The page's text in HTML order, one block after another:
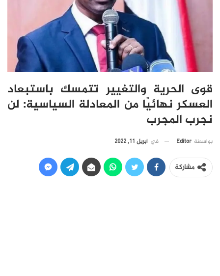
قوى الحرية والتغيير تتمسك باستبعاد
العسكر نهائيًا من المعادلة السياسية: لن
نجرب المجرب
بواسطة Editor في أبريل 11, 2022
مشاركة